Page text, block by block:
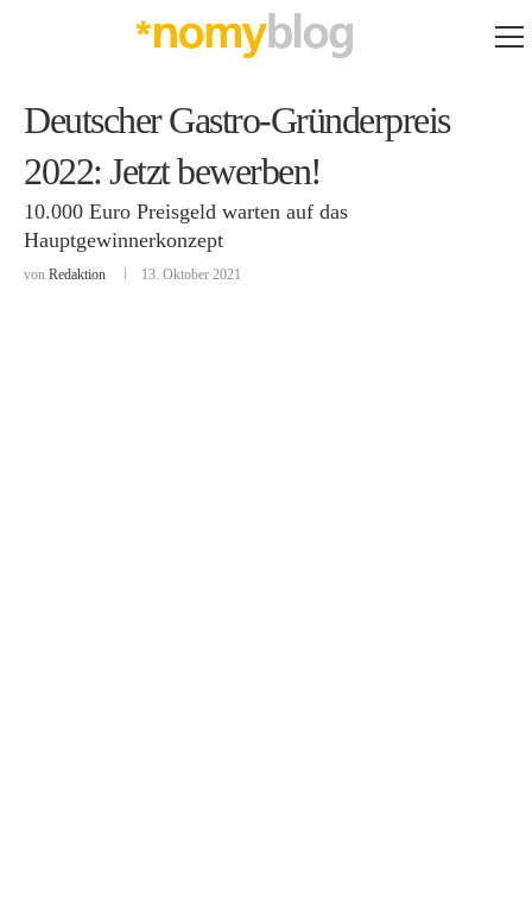
Deutscher Gastro-Gründerpreis
2022: Jetzt bewerben!
10.000 Euro Preisgeld warten auf das
Hauptgewinnerkonzept
von Redaktion 13. Oktober 2021